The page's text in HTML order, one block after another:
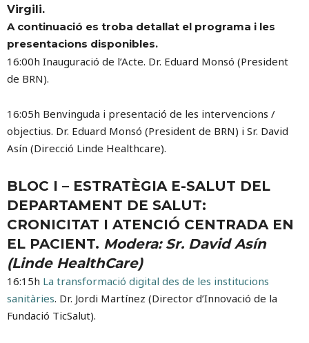
Virgili.
A continuació es troba detallat el programa i les
presentacions disponibles.
16:00h Inauguració de l’Acte. Dr. Eduard Monsó (President
de BRN).
16:05h Benvinguda i presentació de les intervencions /
objectius. Dr. Eduard Monsó (President de BRN) i Sr. David
Asín (Direcció Linde Healthcare).
BLOC I – ESTRATÈGIA E-SALUT DEL
DEPARTAMENT DE SALUT:
CRONICITAT I ATENCIÓ CENTRADA EN
EL PACIENT. Modera: Sr. David Asín
(Linde HealthCare)
16:15h La transformació digital des de les institucions
sanitàries. Dr. Jordi Martínez (Director d’Innovació de la
Fundació TicSalut).